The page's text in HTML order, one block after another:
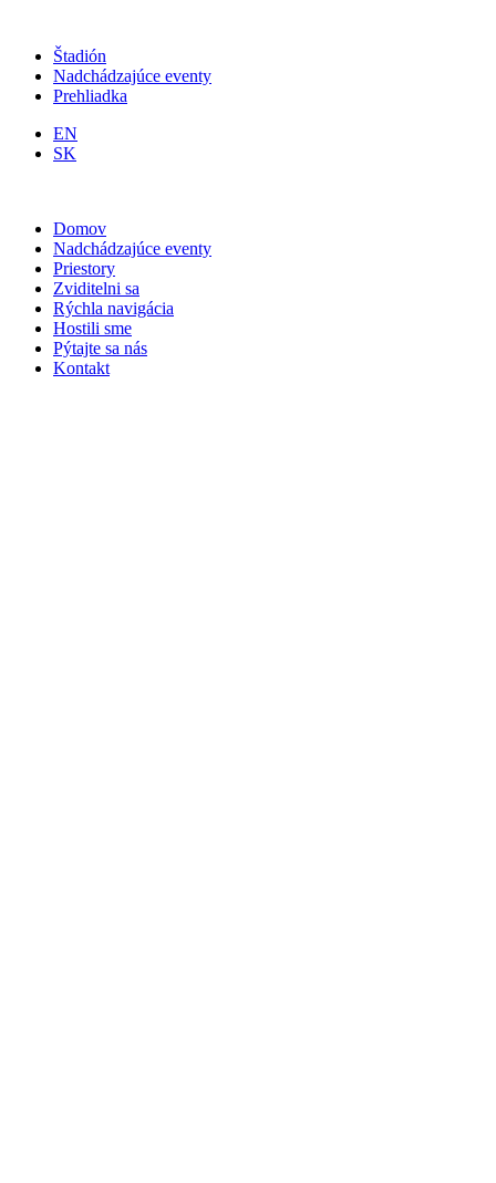
Štadión
Nadchádzajúce eventy
Prehliadka
EN
SK
Domov
Nadchádzajúce eventy
Priestory
Zviditelni sa
Rýchla navigácia
Hostili sme
Pýtajte sa nás
Kontakt